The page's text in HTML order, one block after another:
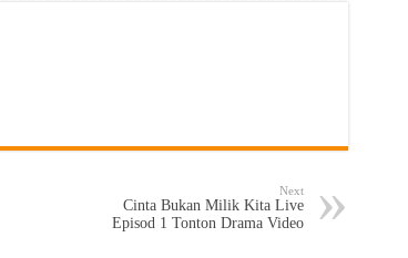
Next
Cinta Bukan Milik Kita Live
Episod 1 Tonton Drama Video